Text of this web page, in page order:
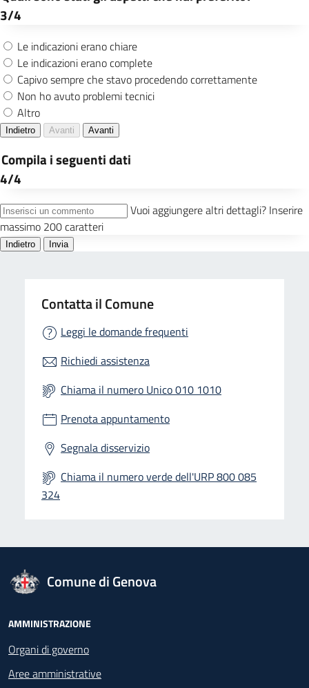
Contatta il Comune
Leggi le domande frequenti
Richiedi assistenza
Chiama il numero Unico 010 1010
Prenota appuntamento
Segnala disservizio
Chiama il numero verde dell'URP 800 085
324
logo Unione Europea
Comune di Genova
Footer - Navigazione
AMMINISTRAZIONE
Organi di governo
Aree amministrative